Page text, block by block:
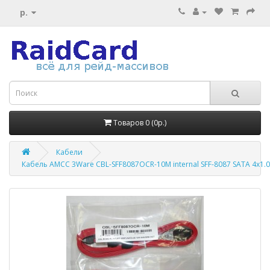
р.
Товаров 0 (0р.)
Кабели
Кабель AMCC 3Ware CBL-SFF8087OCR-10M internal SFF-8087 SATA